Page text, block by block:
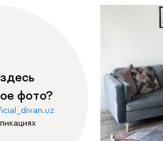
фото?